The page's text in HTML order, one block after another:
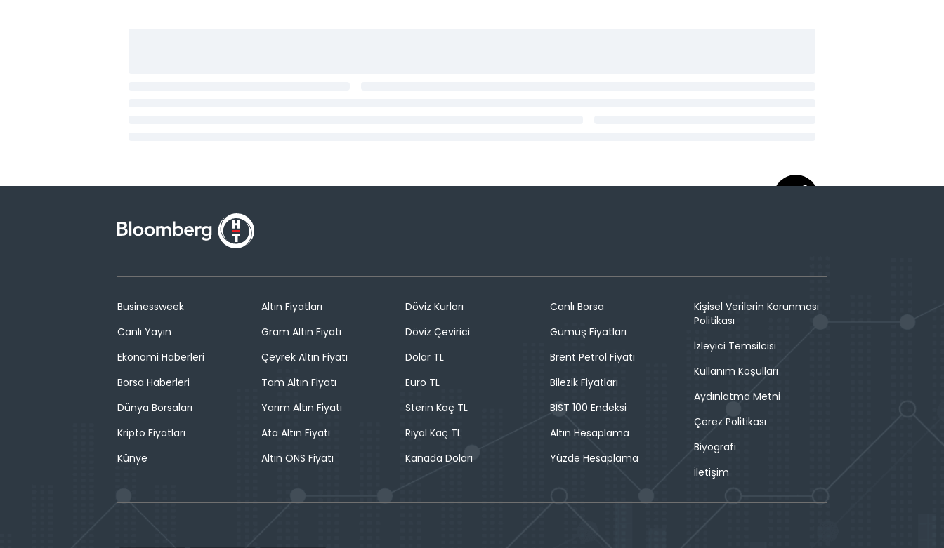
Businessweek
Canlı Yayın
Ekonomi Haberleri
Borsa Haberleri
Dünya Borsaları
Kripto Fiyatları
Künye
Altın Fiyatları
Gram Altın Fiyatı
Çeyrek Altın Fiyatı
Tam Altın Fiyatı
Yarım Altın Fiyatı
Ata Altın Fiyatı
Altın ONS Fiyatı
Döviz Kurları
Döviz Çevirici
Dolar TL
Euro TL
Sterin Kaç TL
Riyal Kaç TL
Kanada Doları
Canlı Borsa
Gümüş Fiyatları
Brent Petrol Fiyatı
Bilezik Fiyatları
BIST 100 Endeksi
Altın Hesaplama
Yüzde Hesaplama
Kişisel Verilerin Korunması
Politikası
İzleyici Temsilcisi
Kullanım Koşulları
Aydınlatma Metni
Çerez Politikası
Biyografi
İletişim